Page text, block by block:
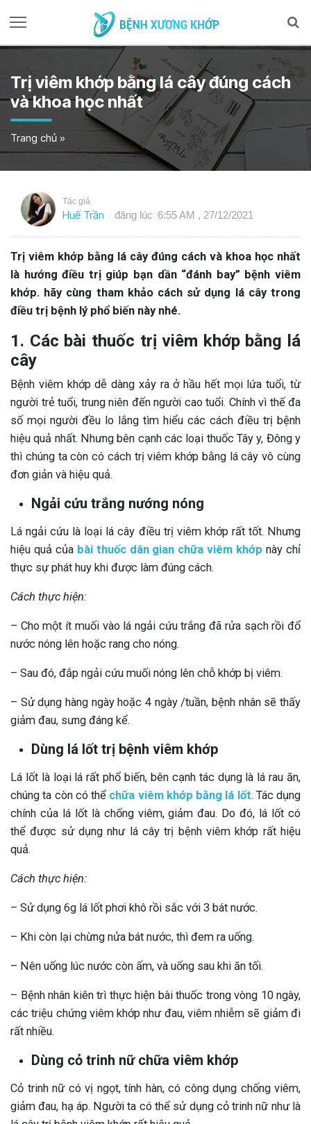
Trị viêm khớp bằng lá cây đúng cách
và khoa học nhất
Trang chủ »
Tác giả
Huế Trần đăng lúc 6:55 AM , 27/12/2021
Trị viêm khớp bằng lá cây đúng cách và khoa học nhất
là hướng điều trị giúp bạn dần “đánh bay” bệnh viêm
khớp. hãy cùng tham khảo cách sử dụng lá cây trong
điều trị bệnh lý phổ biến này nhé.
1. Các bài thuốc trị viêm khớp bằng lá
cây
Bệnh viêm khớp dễ dàng xảy ra ở hầu hết mọi lứa tuổi, từ
người trẻ tuổi, trung niên đến người cao tuổi. Chính vì thế đa
số mọi người đều lo lắng tìm hiểu các cách điều trị bệnh
hiệu quả nhất. Nhưng bên cạnh các loại thuốc Tây y, Đông y
thì chúng ta còn có cách trị viêm khớp bằng lá cây vô cùng
đơn giản và hiệu quả.
Ngải cứu trắng nướng nóng
Lá ngải cứu là loại lá cây điều trị viêm khớp rất tốt. Nhưng
hiệu quả của bài thuốc dân gian chữa viêm khớp này chỉ
thực sự phát huy khi được làm đúng cách.
Cách thực hiện:
– Cho một ít muối vào lá ngải cứu trắng đã rửa sạch rồi đổ
nước nóng lên hoặc rang cho nóng.
– Sau đó, đắp ngải cứu muối nóng lên chỗ khớp bị viêm.
– Sử dụng hàng ngày hoặc 4 ngày /tuần, bệnh nhân sẽ thấy
giảm đau, sưng đáng kể.
Dùng lá lốt trị bệnh viêm khớp
Lá lốt là loại lá rất phổ biến, bên cạnh tác dụng là lá rau ăn,
chúng ta còn có thể chữa viêm khớp bằng lá lốt. Tác dụng
chính của lá lốt là chống viêm, giảm đau. Do đó, lá lốt có
thể được sử dụng như lá cây trị bệnh viêm khớp rất hiệu
quả.
Cách thực hiện:
– Sử dụng 6g lá lốt phơi khô rồi sắc với 3 bát nước.
– Khi còn lại chừng nửa bát nước, thì đem ra uống.
– Nên uống lúc nước còn ấm, và uống sau khi ăn tối.
– Bệnh nhân kiên trì thực hiện bài thuốc trong vòng 10 ngày,
các triệu chứng viêm khớp như đau, viêm nhiễm sẽ giảm đi
rất nhiều.
Dùng cỏ trinh nữ chữa viêm khớp
Cỏ trinh nữ có vị ngọt, tính hàn, có công dụng chống viêm,
giảm đau, hạ áp. Người ta có thể sử dụng cỏ trinh nữ như là